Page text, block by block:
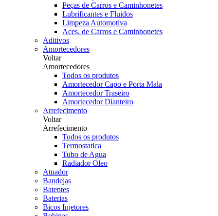
Peças de Carros e Caminhonetes
Lubrificantes e Fluidos
Limpeza Automotiva
Aces. de Carros e Caminhonetes
Aditivos
Amortecedores
Voltar
Amortecedores
Todos os produtos
Amortecedor Capo e Porta Mala
Amortecedor Traseiro
Amortecedor Dianteiro
Arrefecimento
Voltar
Arrefecimento
Todos os produtos
Termostatica
Tubo de Agua
Radiador Oleo
Atuador
Bandejas
Batentes
Baterias
Bicos Injetores